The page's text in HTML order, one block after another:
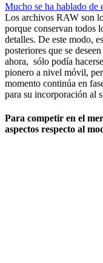
Mucho se ha hablado de
Los archivos RAW son
porque conservan todos
detalles. De este modo,
posteriores que se
ahora, sólo podía
pionero a nivel móvil,
momento continúa en
para su incorporación al
Para competir en el
aspectos respecto al